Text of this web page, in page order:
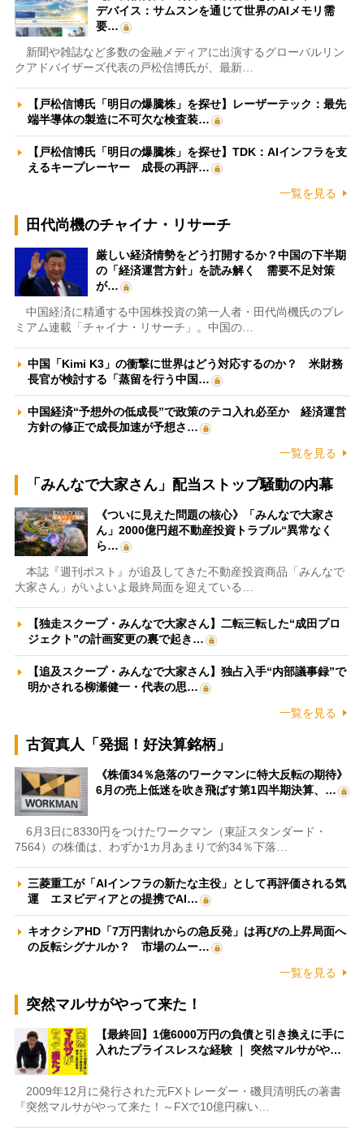
デバイス：サムスンを通じて世界のAIメモリ需
要…
新聞や雑誌など多数の金融メディアに出演するグローバルリン
クアドバイザーズ代表の戸松信博氏が、最新…
【戸松信博氏「明日の爆騰株」を探せ】レーザーテック：最先
端半導体の製造に不可欠な検査装…
【戸松信博氏「明日の爆騰株」を探せ】TDK：AIインフラを支
えるキープレーヤー 成長の再評…
一覧を見る
田代尚機のチャイナ・リサーチ
厳しい経済情勢をどう打開するか？中国の下半期
の「経済運営方針」を読み解く 需要不足対策
が…
中国経済に精通する中国株投資の第一人者・田代尚機氏のプレ
ミアム連載「チャイナ・リサーチ」。中国の…
中国「Kimi K3」の衝撃に世界はどう対応するのか？ 米財務
長官が検討する「蒸留を行う中国…
中国経済“予想外の低成長”で政策のテコ入れ必至か 経済運営
方針の修正で成長加速が予想さ…
一覧を見る
「みんなで大家さん」配当ストップ騒動の内幕
《ついに見えた問題の核心》「みんなで大家さ
ん」2000億円超不動産投資トラブル“異常なく
ら…
本誌『週刊ポスト』が追及してきた不動産投資商品「みんなで
大家さん」がいよいよ最終局面を迎えている…
【独走スクープ・みんなで大家さん】二転三転した“成田プロ
ジェクト”の計画変更の裏で起き…
【追及スクープ・みんなで大家さん】独占入手“内部議事録”で
明かされる柳瀬健一・代表の思…
一覧を見る
古賀真人「発掘！好決算銘柄」
《株価34％急落のワークマンに特大反転の期待》
6月の売上低迷を吹き飛ばす第1四半期決算、…
6月3日に8330円をつけたワークマン（東証スタンダード・
7564）の株価は、わずか1カ月あまりで約34％下落…
三菱重工が「AIインフラの新たな主役」として再評価される気
運 エヌビディアとの提携でAI…
キオクシアHD「7万円割れからの急反発」は再びの上昇局面へ
の反転シグナルか？ 市場のムー…
一覧を見る
突然マルサがやって来た！
【最終回】1億6000万円の負債と引き換えに手に
入れたプライスレスな経験 ｜ 突然マルサがや…
2009年12月に発行された元FXトレーダー・磯貝清明氏の著書
『突然マルサがやって来た！～FXで10億円稼い…